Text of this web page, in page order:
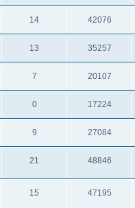
14 42076
13 35257
7 20107
0 17224
9 27084
21 48846
15 47195